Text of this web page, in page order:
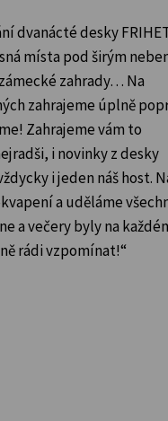
dvanácté desky
místa pod širým
zahrady… Na
zahrajeme úplně
Zahrajeme vám to
i novinky z desky
i jeden náš host.
a uděláme
a večery byly na
rádi vzpomínat!“